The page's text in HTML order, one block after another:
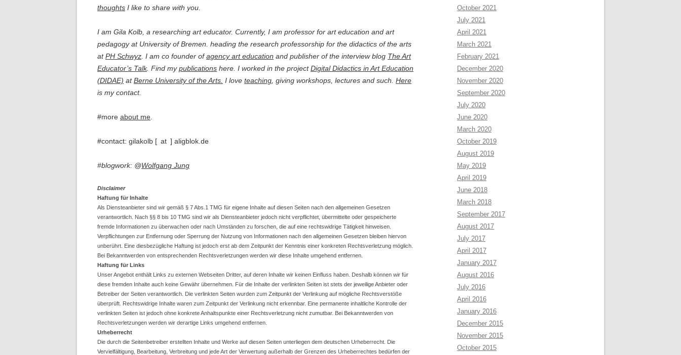
thoughts I like to share with you.
I am Gila Kolb, a researching art educator. Currently, I am professor for art education and art
pedagogy at University of Bremen. heading the research professorship for the didactics of the arts
atPH Schwyz . I am co founder ofagency art education and publisher of the interview blog The Art
Educator’s Talk. Find mypublications here. I worked in the projectDigital Didactics in Art Education
(DIDAE) atBerne University of the Arts. I love teaching , giving workshops, lectures and such. Here
is my contact.
#more about me
#contact: gilakolb [ at ] aligblok.de
#blogwork: @Wolfgang Jung
Disclaimer
Haftung für Inhalte
Als Diensteanbieter sind wir gemäß § 7 Abs.1 TMG für eigene Inhalte auf diesen Seiten nach den allgemeinen Gesetzen
verantwortlich. Nach §§ 8 bis 10 TMG sind wir als Diensteanbieter jedoch nicht verpflichtet, übermittelte oder gespeicherte
fremde Informationen zu überwachen oder nach Umständen zu forschen, die auf eine rechtswidrige Tätigkeit hinweisen.
Verpflichtungen zur Entfernung oder Sperrung der Nutzung von Informationen nach den allgemeinen Gesetzen bleiben hiervon
unberührt. Eine diesbezügliche Haftung ist jedoch erst ab dem Zeitpunkt der Kenntnis einer konkreten Rechtsverletzung möglich.
Bei Bekanntwerden von entsprechenden Rechtsverletzungen werden wir diese Inhalte umgehend entfernen.
Haftung für Links
Unser Angebot enthält Links zu externen Webseiten Dritter, auf deren Inhalte wir keinen Einfluss haben. Deshalb können wir für
diese fremden Inhalte auch keine Gewähr übernehmen. Für die Inhalte der verlinkten Seiten ist stets der jeweilige Anbieter oder
Betreiber der Seiten verantwortlich. Die verlinkten Seiten wurden zum Zeitpunkt der Verlinkung auf mögliche Rechtsverstöße
überprüft. Rechtswidrige Inhalte waren zum Zeitpunkt der Verlinkung nicht erkennbar. Eine permanente inhaltliche Kontrolle der
verlinkten Seiten ist jedoch ohne konkrete Anhaltspunkte einer Rechtsverletzung nicht zumutbar. Bei Bekanntwerden von
Rechtsverletzungen werden wir derartige Links umgehend entfernen.
Urheberrecht
Die durch die Seitenbetreiber erstellten Inhalte und Werke auf diesen Seiten unterliegen dem deutschen Urheberrecht. Die
Vervielfältigung, Bearbeitung, Verbreitung und jede Art der Verwertung außerhalb der Grenzen des Urheberrechtes bedürfen der
October 2021
July 2021
April 2021
March 2021
February 2021
December 2020
November 2020
September 2020
July 2020
June 2020
March 2020
October 2019
August 2019
May 2019
April 2019
June 2018
March 2018
September 2017
August 2017
July 2017
April 2017
January 2017
August 2016
July 2016
April 2016
January 2016
December 2015
November 2015
October 2015